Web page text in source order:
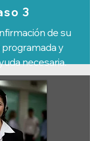
3
de su
y
necesaria.